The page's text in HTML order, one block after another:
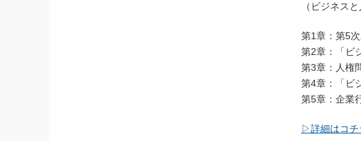
（ビジネス
第1章：第5
第2章：「ビ
第3章：人権
第4章：「ビ
第5章：企業
▷詳細はコチ